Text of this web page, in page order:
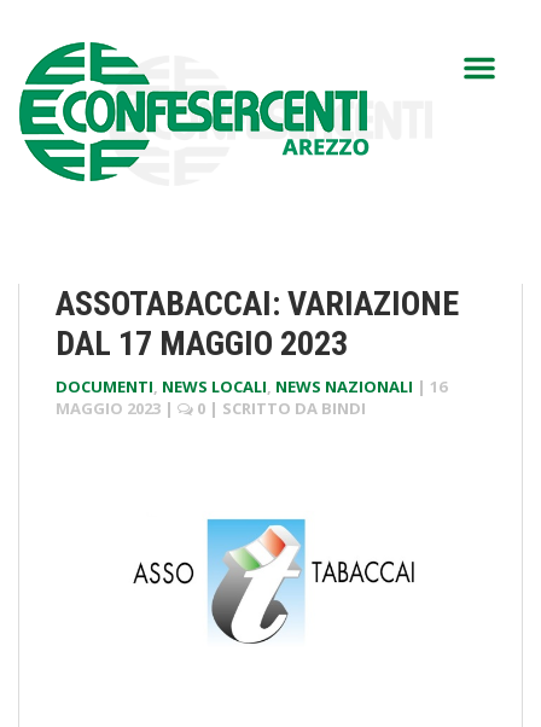
ASSOTABACCAI: VARIAZIONE
DAL 17 MAGGIO 2023
DOCUMENTI, NEWS LOCALI, NEWS NAZIONALI | 16
MAGGIO 2023 | 0 | SCRITTO DA BINDI